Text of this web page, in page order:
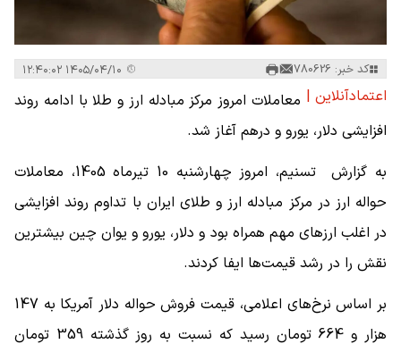
کد خبر: 780626
اعتمادآنلاین | معاملات امروز مرکز مبادله ارز و طلا با ادامه روند
افزایشی دلار، یورو و درهم آغاز شد.
به گزارش تسنیم، امروز چهارشنبه 10 تیرماه 1405، معاملات
حواله ارز در مرکز مبادله ارز و طلای ایران با تداوم روند افزایشی
در اغلب ارزهای مهم همراه بود و دلار، یورو و یوان چین بیشترین
نقش را در رشد قیمت‌ها ایفا کردند.
بر اساس نرخ‌های اعلامی، قیمت فروش حواله دلار آمریکا به 147
هزار و 664 تومان رسید که نسبت به روز گذشته 359 تومان